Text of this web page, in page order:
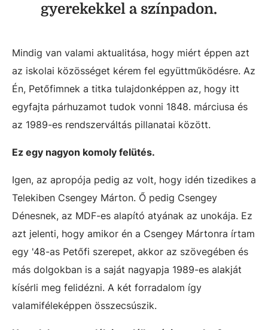
gyerekekkel a színpadon.
Mindig van valami aktualitása, hogy miért éppen azt
az iskolai közösséget kérem fel együttműködésre. Az
Én, Petőfimnek a titka tulajdonképpen az, hogy itt
egyfajta párhuzamot tudok vonni 1848. márciusa és
az 1989-es rendszerváltás pillanatai között.
Ez egy nagyon komoly felütés.
Igen, az apropója pedig az volt, hogy idén tizedikes a
Telekiben Csengey Márton. Ő pedig Csengey
Dénesnek, az MDF-es alapító atyának az unokája. Ez
azt jelenti, hogy amikor én a Csengey Mártonra írtam
egy '48-as Petőfi szerepet, akkor az szövegében és
más dolgokban is a saját nagyapja 1989-es alakját
kísérli meg felidézni. A két forradalom így
valamiféleképpen összecsúszik.